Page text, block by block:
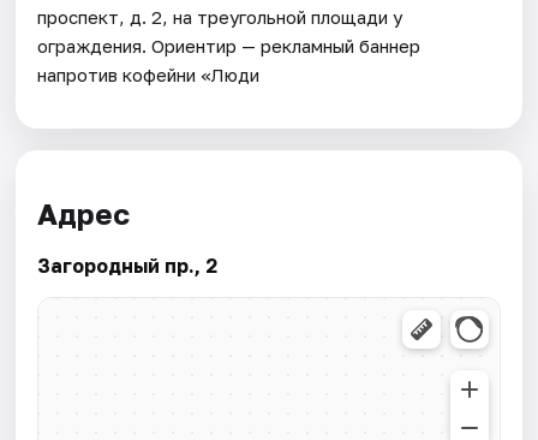
проспект, д. 2, на треугольной площади у
ограждения. Ориентир — рекламный баннер
напротив кофейни «Люди
Адрес
Загородный пр., 2